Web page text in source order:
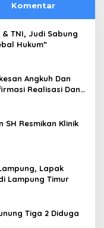
Komentar
TNI, Judi Sabung
Hukum”
Angkuh Dan
Realisasi Dana
Resmikan Klinik
Lapak
Lampung Timur
Tiga 2 Diduga